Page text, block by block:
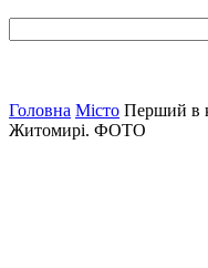
Головна Місто Перший в
Житомирі. ФОТО